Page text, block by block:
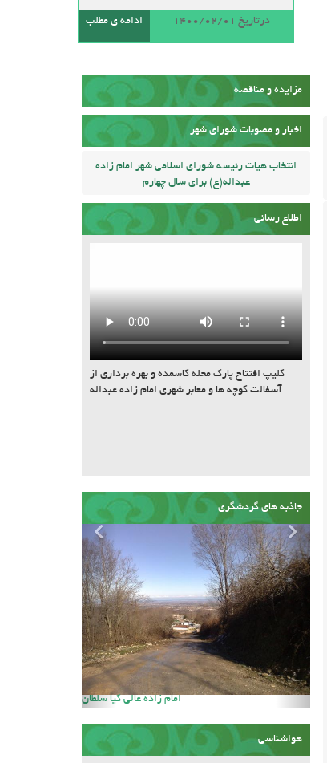
ادامه ی مطلب درتاریخ 1400/02/01
مزایده و مناقصه
اخبار و مصوبات شورای شهر
انتخاب هیات رئیسه شورای اسلامی شهر امام زاده
عبداله(ع) برای سال چهارم
اطلاع رسانی
کلیپ افتتاح پارک محله کاسمده و بهره برداری از
آسفالت کوچه ها و معابر شهری امام زاده عبداله
جاذبه های گردشگری
حسینیه سنگ دکا
هواشناسی